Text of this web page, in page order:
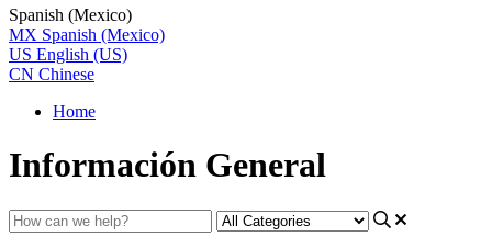
Spanish (Mexico)
MX Spanish (Mexico)
US English (US)
CN Chinese
Home
Información General